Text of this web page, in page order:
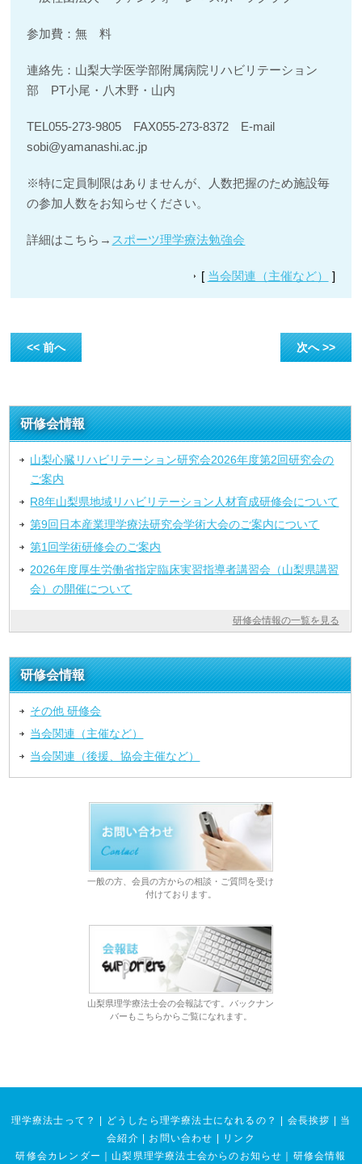
参加費：無 料
連絡先：山梨大学医学部附属病院リハビリテーション
部 PT小尾・八木野・山内
TEL055-273-9805 FAX055-273-8372 E-mail
sobi@yamanashi.ac.jp
※特に定員制限はありませんが、人数把握のため施設毎
の参加人数をお知らせください。
詳細はこちら→ スポーツ理学療法勉強会
[ 当会関連（主催など） ]
<< 前へ 次へ >>
研修会情報
山梨心臓リハビリテーション研究会2026年度第2回研究会の
ご案内
R8年山梨県地域リハビリテーション人材育成研修会について
第9回日本産業理学療法研究会学術大会のご案内について
第1回学術研修会のご案内
2026年度厚生労働省指定臨床実習指導者講習会（山梨県講習
会）の開催について
研修会情報の一覧を見る
研修会情報
その他 研修会
当会関連（主催など）
当会関連（後援、協会主催など）
一般の方、会員の方からの相談・ご質問を受け
付けております。
山梨県理学療法士会の会報誌です。バックナン
バーもこちらからご覧になれます。
理学療法士って？ どうしたら理学療法士になれるの？ 会長挨拶
当
会紹介
お問い合わせ
リンク
研修会カレンダー
山梨県理学療法士会からのお知らせ 研修会情報